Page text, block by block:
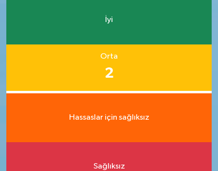
İyi
Orta
2
Hassaslar için sağlıksız
Sağlıksız